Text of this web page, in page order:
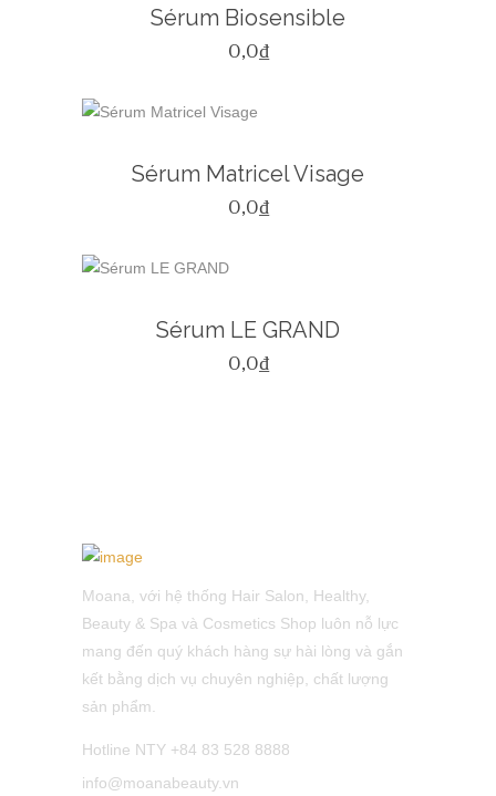
Sérum Biosensible
0,0₫
Sérum Matricel Visage
0,0₫
Sérum LE GRAND
0,0₫
Moana, với hệ thống Hair Salon, Healthy,
Beauty & Spa và Cosmetics Shop luôn nỗ lực
mang đến quý khách hàng sự hài lòng và gắn
kết bằng dịch vụ chuyên nghiệp, chất lượng
sản phẩm.
Hotline NTY +84 83 528 8888
info@moanabeauty.vn